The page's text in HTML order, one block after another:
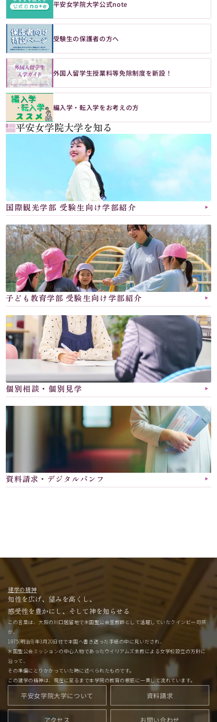
平安女学院大学公式note
受験生の保護者の方へ
外国人留学生授業料等免除制度を新設！
編入学・転入学をお考えの方
平安女学院大学を知る
国際観光学部 受験生向け学部紹介 ▶︎
子ども教育学部 受験生向け学部紹介 ▶︎
個別相談・個別見学 ▶︎
資料請求・デジタルパンフ ▶︎
建学の精神
知性を広げ、望みを高くし、
感受性を豊かにし、そして神を知らせる
この言葉は、大阪の川口居留地で米国聖公会宣教師として活躍していたクインビー司祭
が、
1875(明治8)年3月20日付で本国へ書き送った手紙の中に見いだされ、
米国聖公会ミッションの中心人物であったウイリアムズ主教による女学校設立の方針に
沿って、
その準備にとりかかっていた時に述べられたものです。
この建学の精神は、現在に至るまで本学院の教育の根底に一貫して流れています。
平安女学院大学について 資料請求
アクセス お問い合わせ